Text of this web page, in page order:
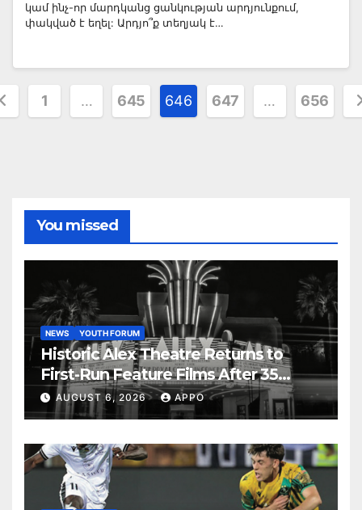
կամ ինչ-որ մարդկանց ցանկության արդյունքում,
փակված է եղել: Արդյո՞ք տեղյակ է…
1 … 645 646 647 … 656
You missed
NEWS YOUTH FORUM
Historic Alex Theatre Returns to
First-Run Feature Films After 35
Years
AUGUST 6, 2026 APPO